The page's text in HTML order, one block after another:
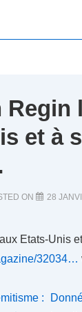
Regin
et à
ON 28
Etats-Unis
32034…
:
Next